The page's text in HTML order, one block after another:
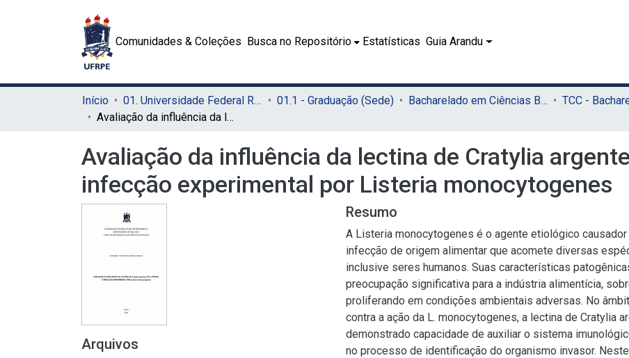
Comunidades & Coleções Busca no Repositório Estatísticas Guia Arandu
Início 01. Universidade Federal Rural de Pernambuco - UFRPE (Sede) 01.1 - Graduação (Sede) Bacharelado em Ciências Biológicas (Sede)
Avaliação da influência da lectina de Cratylia argentea (CFL) contra a infecção experimental por Listeria monocytogenes
Avaliação da influência da lectina de Cratylia
infecção experimental por Listeria monocytogenes
Arquivos
Resumo
A Listeria monocytogenes é o agente etiológico
infecção de origem alimentar que acomete diversas
inclusive seres humanos. Suas características
preocupação significativa para a indústria alimentícia,
proliferando em condições ambientais adversas. No
contra a ação da L. monocytogenes, a lectina de Cratylia
demonstrado capacidade de auxiliar o sistema
no processo de identificação do organismo invasor.